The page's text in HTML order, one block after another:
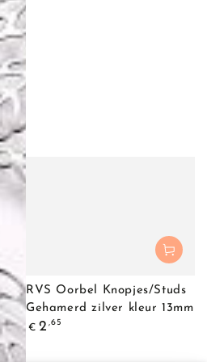
RVS Oorbel Knopjes/Studs
Gehamerd zilver kleur 13mm
Normale
€ 2 ,65